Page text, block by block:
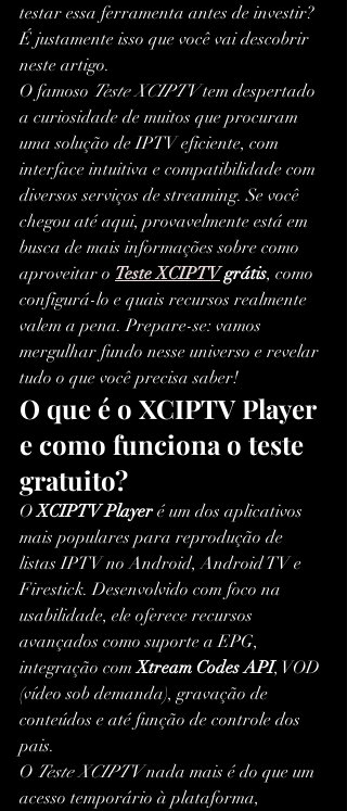
testar essa ferramenta antes de investir?
É justamente isso que você vai descobrir
neste artigo.
O famoso Teste XCIPTV tem despertado
a curiosidade de muitos que procuram
uma solução de IPTV eficiente, com
interface intuitiva e compatibilidade com
diversos serviços de streaming. Se você
chegou até aqui, provavelmente está em
busca de mais informações sobre como
aproveitar o Teste XCIPTV grátis, como
configurá-lo e quais recursos realmente
valem a pena. Prepare-se: vamos
mergulhar fundo nesse universo e revelar
tudo o que você precisa saber!
O que é o XCIPTV Player
e como funciona o teste
gratuito?
O XCIPTV Player é um dos aplicativos
mais populares para reprodução de
listas IPTV no Android, Android TV e
Firestick. Desenvolvido com foco na
usabilidade, ele oferece recursos
avançados como suporte a EPG,
integração com Xtream Codes API, VOD
(vídeo sob demanda), gravação de
conteúdos e até função de controle dos
pais.
O Teste XCIPTV nada mais é do que um
acesso temporário à plataforma,